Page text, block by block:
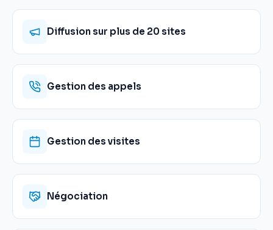
Diffusion sur plus de 20 sites
Gestion des appels
Gestion des visites
Négociation